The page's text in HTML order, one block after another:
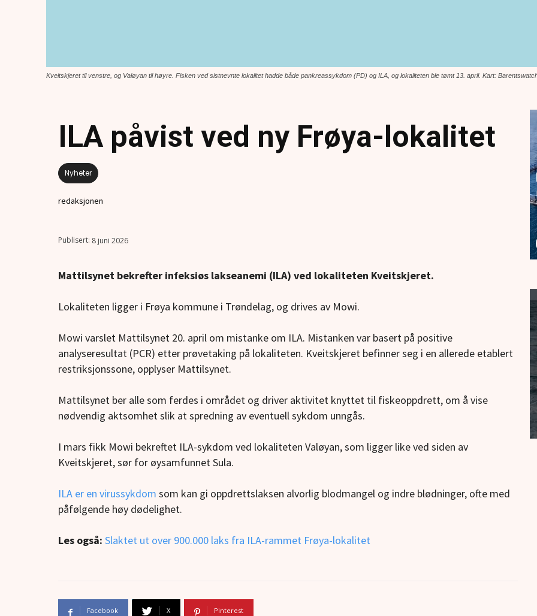
Kveitskjeret til venstre, og Valøyan til høyre. Fisken ved sistnevnte lokalitet hadde både pankreassykdom (PD) og ILA, og lokaliteten ble tømt 13. april. Kart:
ILA påvist ved ny Frøya-lokalitet
Nyheter
redaksjonen
8 juni 2026
Mattilsynet bekrefter infeksiøs lakseanemi (ILA) ved lokaliteten Kveitskjeret.
Lokaliteten ligger i Frøya kommune i Trøndelag, og drives av Mowi.
Mowi varslet Mattilsynet 20. april om mistanke om ILA. Mistanken var basert på positive
analyseresultat (PCR) etter prøvetaking på lokaliteten. Kveitskjeret befinner seg i en allerede etablert
restriksjonssone, opplyser Mattilsynet.
Mattilsynet ber alle som ferdes i området og driver aktivitet knyttet til fiskeoppdrett, om å vise
nødvendig aktsomhet slik at spredning av eventuell sykdom unngås.
I mars fikk Mowi bekreftet ILA-sykdom ved lokaliteten Valøyan, som ligger like ved siden av
Kveitskjeret, sør for øysamfunnet Sula.
ILA er en virussykdom som kan gi oppdrettslaksen alvorlig blodmangel og indre blødninger, ofte med
påfølgende høy dødelighet.
Les også: Slaktet ut over 900.000 laks fra ILA-rammet Frøya-lokalitet
Facebook X Pinterest